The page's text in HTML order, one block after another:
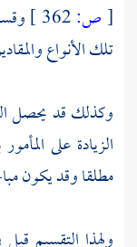
[ص:
تلك الأنواع
وكذلك قد يحصل
الزيادة على
مطلقا وقد يكون